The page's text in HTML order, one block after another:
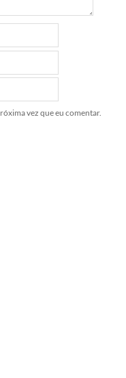
vez que eu comentar.